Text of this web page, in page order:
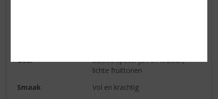
Geur
Zachte specerijen en kruiden,
lichte fruittonen
Smaak
Vol en krachtig